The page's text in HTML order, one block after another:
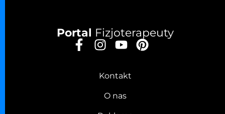
Portal Fizjoterapeuty
Kontakt
O nas